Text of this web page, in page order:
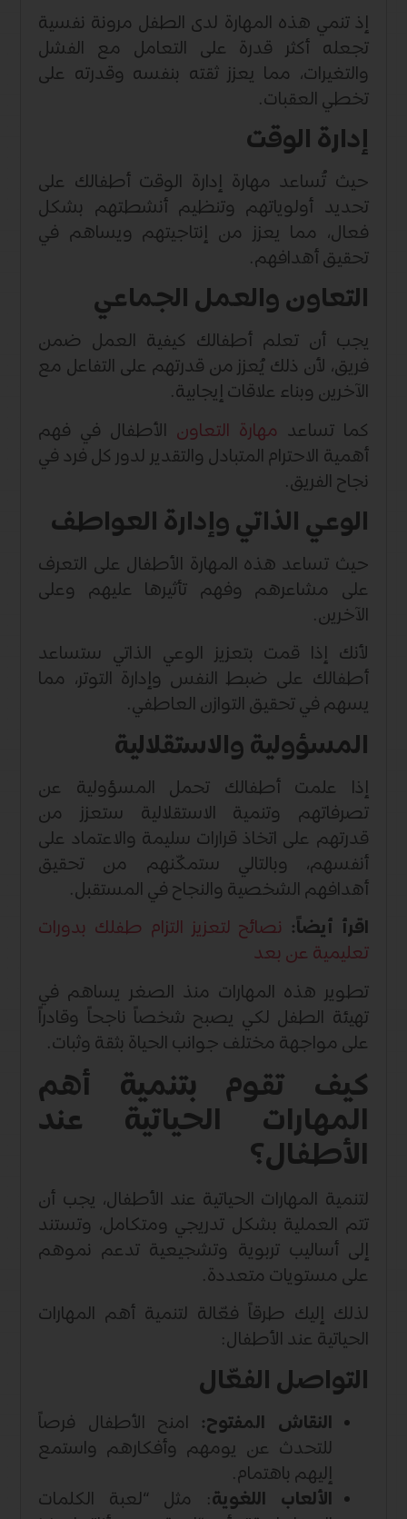
إذ تنمي هذه المهارة لدى الطفل مرونة نفسية
تجعله أكثر قدرة على التعامل مع الفشل
والتغيرات، مما يعزز ثقته بنفسه وقدرته على
تخطي العقبات.
إدارة الوقت
حيث تُساعد مهارة إدارة الوقت أطفالك على
تحديد أولوياتهم وتنظيم أنشطتهم بشكل
فعال، مما يعزز من إنتاجيتهم ويساهم في
تحقيق أهدافهم.
التعاون والعمل الجماعي
يجب أن تعلم أطفالك كيفية العمل ضمن
فريق، لأن ذلك يُعزز من قدرتهم على التفاعل مع
الآخرين وبناء علاقات إيجابية.
كما تساعد مهارة التعاون الأطفال في فهم
أهمية الاحترام المتبادل والتقدير لدور كل فرد في
نجاح الفريق.
الوعي الذاتي وإدارة العواطف
حيث تساعد هذه المهارة الأطفال على التعرف
على مشاعرهم وفهم تأثيرها عليهم وعلى
الآخرين.
لأنك إذا قمت بتعزيز الوعي الذاتي ستساعد
أطفالك على ضبط النفس وإدارة التوتر، مما
يسهم في تحقيق التوازن العاطفي.
المسؤولية والاستقلالية
إذا علمت أطفالك تحمل المسؤولية عن
تصرفاتهم وتنمية الاستقلالية ستعزز من
قدرتهم على اتخاذ قرارات سليمة والاعتماد على
أنفسهم، وبالتالي ستمكّنهم من تحقيق
أهدافهم الشخصية والنجاح في المستقبل.
اقرأ أيضاً: نصائح لتعزيز التزام طفلك بدورات
تعليمية عن بعد
تطوير هذه المهارات منذ الصغر يساهم في
تهيئة الطفل لكي يصبح شخصاً ناجحاً وقادراً
على مواجهة مختلف جوانب الحياة بثقة وثبات.
كيف تقوم بتنمية أهم
المهارات الحياتية عند
الأطفال؟
لتنمية المهارات الحياتية عند الأطفال، يجب أن
تتم العملية بشكل تدريجي ومتكامل، وتستند
إلى أساليب تربوية وتشجيعية تدعم نموهم
على مستويات متعددة.
لذلك إليك طرقاً فعّالة لتنمية أهم المهارات
الحياتية عند الأطفال:
التواصل الفعّال
النقاش المفتوح: امنح الأطفال فرصاً
للتحدث عن يومهم وأفكارهم واستمع
إليهم باهتمام.
الألعاب اللغوية: مثل “لعبة الكلمات